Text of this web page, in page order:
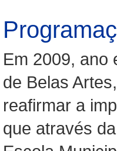
Em 2009, ano
de Belas
reafirmar a
que através